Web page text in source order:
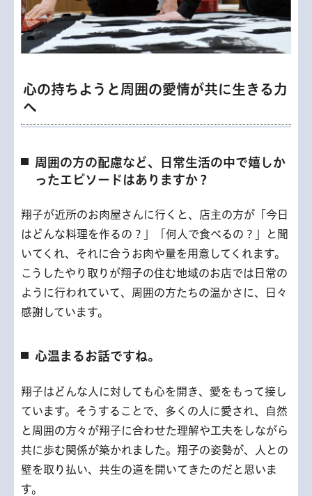
心の持ちようと周囲の愛情が共に生きる力
へ
周囲の方の配慮など、日常生活の中で嬉しか
ったエピソードはありますか？
翔子が近所のお肉屋さんに行くと、店主の方が「今日
はどんな料理を作るの？」「何人で食べるの？」と聞
いてくれ、それに合うお肉や量を用意してくれます。
こうしたやり取りが翔子の住む地域のお店では日常の
ように行われていて、周囲の方たちの温かさに、日々
感謝しています。
心温まるお話ですね。
翔子はどんな人に対しても心を開き、愛をもって接し
ています。そうすることで、多くの人に愛され、自然
と周囲の方々が翔子に合わせた理解や工夫をしながら
共に歩む関係が築かれました。翔子の姿勢が、人との
壁を取り払い、共生の道を開いてきたのだと思いま
す。